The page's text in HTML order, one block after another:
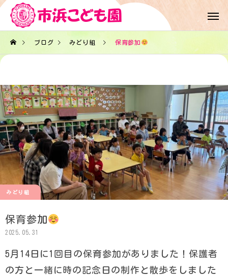
ブログ みどり組 保育参加
みどり組
保育参加
2025.05.31
5月14日に1回目の保育参加がありました！保護者
の方と一緒に時の記念日の制作と散歩をしました